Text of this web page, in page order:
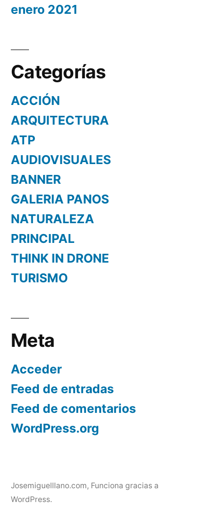
enero 2021
Categorías
ACCIÓN
ARQUITECTURA
ATP
AUDIOVISUALES
BANNER
GALERIA PANOS
NATURALEZA
PRINCIPAL
THINK IN DRONE
TURISMO
Meta
Acceder
Feed de entradas
Feed de comentarios
WordPress.org
Josemiguelllano.com, Funciona gracias a
WordPress.